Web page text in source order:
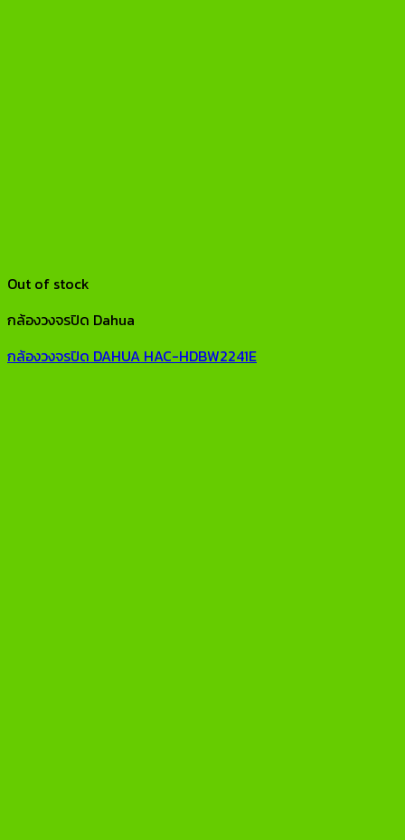
Out of stock
กล้องวงจรปิด Dahua
กล้องวงจรปิด DAHUA HAC-HDBW2241E